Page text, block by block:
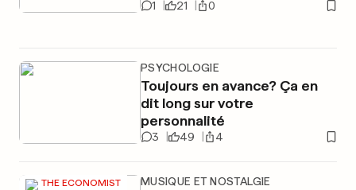
1 21 0
PSYCHOLOGIE
Toujours en avance? Ça en
dit long sur votre
personnalité
3 49 4
THE ECONOMIST MUSIQUE ET NOSTALGIE